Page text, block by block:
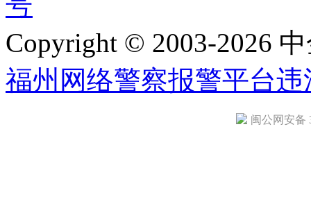
Copyright © 2003-2026
福州网络警察报警平台违
闽公网安备